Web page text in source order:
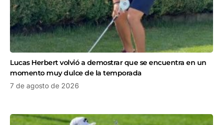
Lucas Herbert volvió a demostrar que se encuentra en un
momento muy dulce de la temporada
7 de agosto de 2026